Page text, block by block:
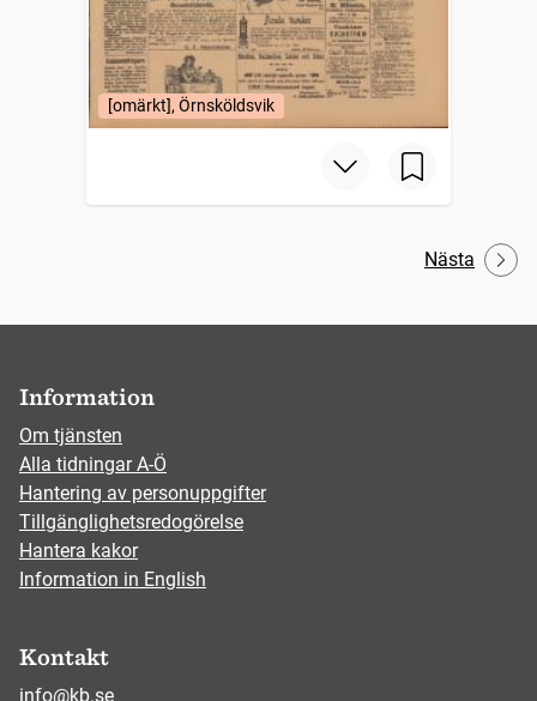
[omärkt], Örnsköldsvik
Nästa
Information
Om tjänsten
Alla tidningar A-Ö
Hantering av personuppgifter
Tillgänglighetsredogörelse
Hantera kakor
Information in English
Kontakt
info@kb.se